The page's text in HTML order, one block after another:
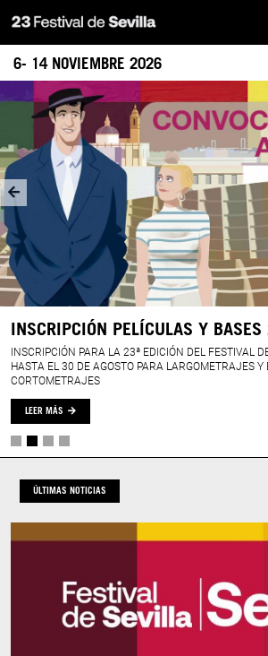
Skip
to
main
content
6- 14 NOVIEMBRE 2026
LA
BANDA
SONORA
PERFECTA
INSCRIPCIÓN PELÍCULAS Y
INSCRIPCIÓN PARA LA 23ª EDICIÓN DEL FESTIVAL
HASTA EL 30 DE AGOSTO PARA LARGOMETRAJES Y
CORTOMETRAJES
LEER MÁS
ÚLTIMAS NOTICIAS